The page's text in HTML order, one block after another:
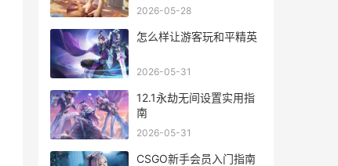
2026-05-28
怎么样让游客玩和平精英
2026-05-31
12.1永劫无间设置实用指
南
2026-05-31
CSGO新手会员入门指南